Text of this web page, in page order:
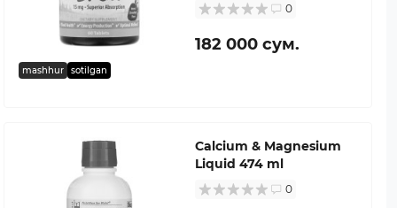
mashhur sotilgan
0
182 000 сум.
Calcium & Magnesium
Liquid 474 ml
0